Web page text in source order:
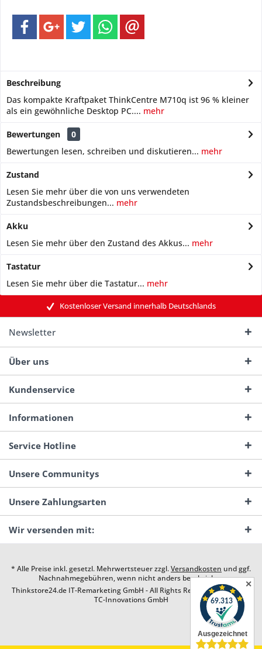
Beschreibung
Das kompakte Kraftpaket ThinkCentre M710q ist 96 % kleiner
als ein gewöhnliche Desktop PC.... mehr
Bewertungen
0
Bewertungen lesen, schreiben und diskutieren... mehr
Zustand
Lesen Sie mehr über die von uns verwendeten
Zustandsbeschreibungen... mehr
Akku
Lesen Sie mehr über den Zustand des Akkus... mehr
Tastatur
Lesen Sie mehr über die Tastatur... mehr
Kostenloser Versand innerhalb Deutschlands
Newsletter
Über uns
Kundenservice
Informationen
Service Hotline
Unsere Communitys
Unsere Zahlungsarten
Wir versenden mit:
* Alle Preise inkl. gesetzl. Mehrwertsteuer zzgl.Versandkosten und ggf.
Nachnahmegebühren, wenn nicht anders beschrieben
Thinkstore24.de IT-Remarketing GmbH - All Rights Reserved. Design by
TC-Innovations GmbH
✕